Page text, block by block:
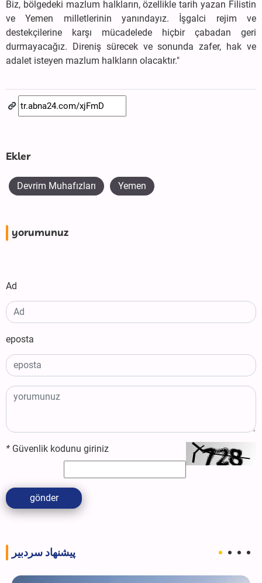
Biz, bölgedeki mazlum halkların, özellikle tarih yazan Filistin
ve Yemen milletlerinin yanındayız. İşgalci rejim ve
destekçilerine karşı mücadelede hiçbir çabadan geri
durmayacağız. Direniş sürecek ve sonunda zafer, hak ve
adalet isteyen mazlum halkların olacaktır."
Ekler
Devrim Muhafızları Yemen
yorumunuz
Ad
eposta
* Güvenlik kodunu giriniz
gönder
پیشنهاد سردبیر